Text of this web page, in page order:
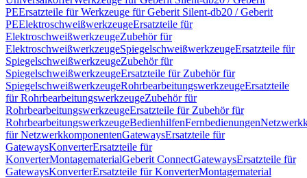
PEErsatzteile für Werkzeuge für Geberit Silent-db20 / Geberit
PEElektroschweißwerkzeugeErsatzteile für
ElektroschweißwerkzeugeZubehör für
ElektroschweißwerkzeugeSpiegelschweißwerkzeugeErsatzteile für
SpiegelschweißwerkzeugeZubehör für
SpiegelschweißwerkzeugeErsatzteile für Zubehör für
SpiegelschweißwerkzeugeRohrbearbeitungswerkzeugeErsatzteile
für RohrbearbeitungswerkzeugeZubehör für
RohrbearbeitungswerkzeugeErsatzteile für Zubehör für
RohrbearbeitungswerkzeugeBedienhilfenFernbedienungen
für NetzwerkkomponentenGatewaysErsatzteile für
GatewaysKonverterErsatzteile für
KonverterMontagematerialGeberit ConnectGatewaysErsatzteile für
GatewaysKonverterErsatzteile für KonverterMontagematerial